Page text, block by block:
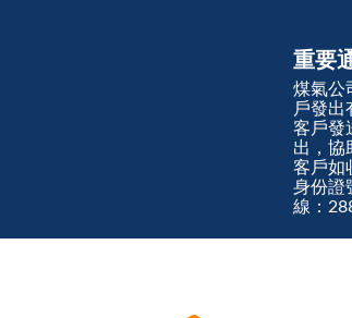
重要
煤氣公
戶發出
客戶發
出，協
客戶如
身份證
線：